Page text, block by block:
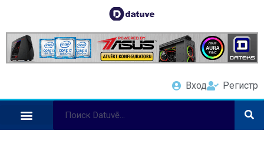
Вход Регистр